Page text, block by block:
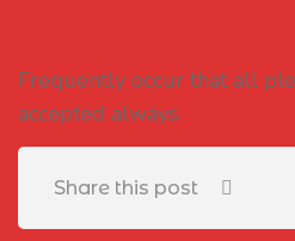
Frequently occur that all
accepted always.
Share this post